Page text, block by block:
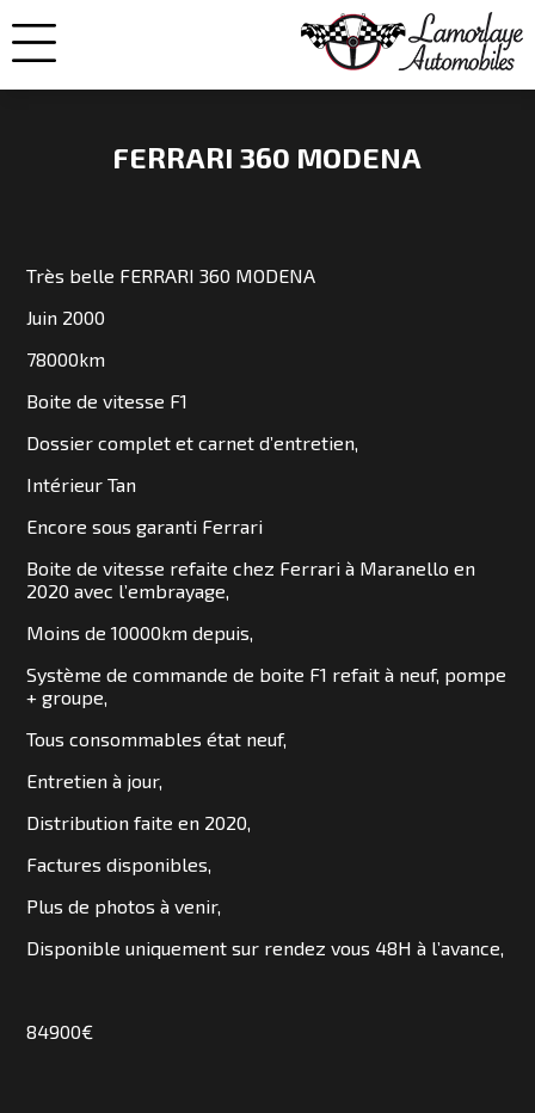
VOITURES
ENGAGEMENTS
QUI
SOMMES
NOUS
CONTACT
FERRARI 360 MODENA
Très belle FERRARI 360 MODENA
Juin 2000
78000km
Boite de vitesse F1
Dossier complet et carnet d’entretien,
Intérieur Tan
Encore sous garanti Ferrari
Boite de vitesse refaite chez Ferrari à Maranello en
2020 avec l’embrayage,
Moins de 10000km depuis,
Système de commande de boite F1 refait à neuf, pompe
+ groupe,
Tous consommables état neuf,
Entretien à jour,
Distribution faite en 2020,
Factures disponibles,
Plus de photos à venir,
Disponible uniquement sur rendez vous 48H à l’avance,
84900€